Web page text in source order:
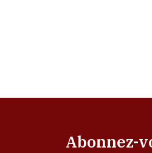
Abonnez-